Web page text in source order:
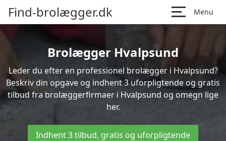
Find-brolægger.dk Menu
Brolægger Hvalpsund
Leder du efter en professionel brolægger i Hvalpsund?
Beskriv din opgave og indhent 3 uforpligtende og gratis
tilbud fra brolæggerfirmaer i Hvalpsund og omegn lige
her.
Indhent 3 tilbud, gratis og uforpligtende